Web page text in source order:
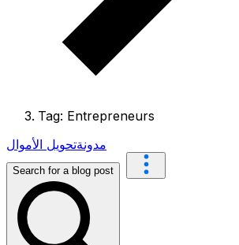
Tag: Entrepreneurs
مدونةتحويل الأموال
Search for a blog post